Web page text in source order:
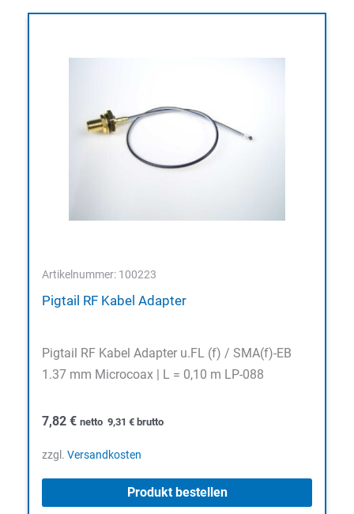
Artikelnummer: 100223
Pigtail RF Kabel Adapter
Pigtail RF Kabel Adapter u.FL (f) / SMA(f)-EB
1.37 mm Microcoax | L = 0,10 m LP-088
7,82 € netto 9,31 € brutto
zzgl. Versandkosten
Produkt bestellen